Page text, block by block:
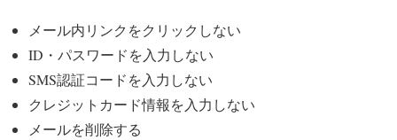
メール内リンクをクリックしない
ID・パスワードを入力しない
SMS認証コードを入力しない
クレジットカード情報を入力しない
メールを削除する